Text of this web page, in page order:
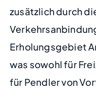
zusätzlich durch
Erholungsgebiet
was sowohl für
für Pendler von